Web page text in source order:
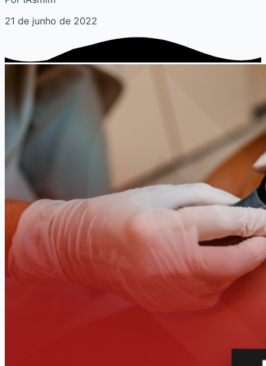
21 de junho de 2022